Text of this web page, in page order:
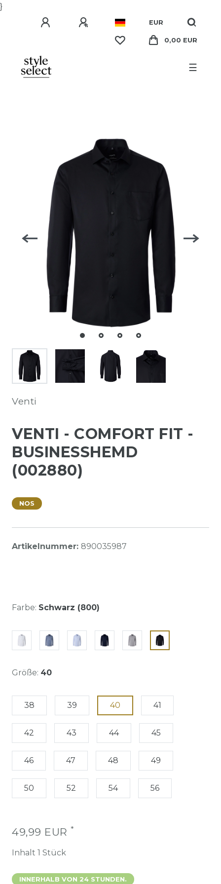
}
EUR
0,00 EUR
☰
Venti
VENTI - COMFORT FIT -
BUSINESSHEMD
(002880)
NOS
Artikelnummer: 890035987
Farbe: Schwarz (800)
Größe: 40
38 39 40 41
42 43 44 45
46 47 48 49
50 52 54 56
49,99 EUR *
Inhalt 1 Stück
INNERHALB VON 24 STUNDEN.